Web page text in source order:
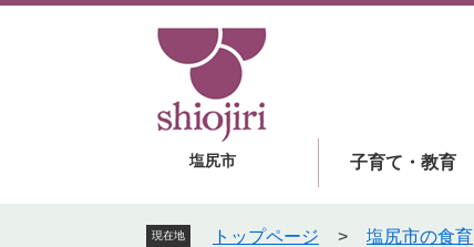
塩尻市 子育て・教育
現在地 トップページ > 塩尻市の食育